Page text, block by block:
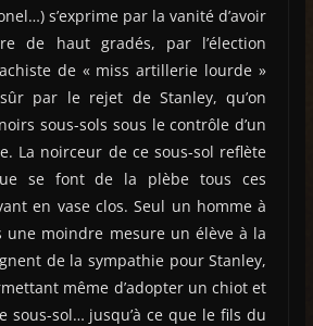
s’exprime par la vanité d’avoir
de haut gradés, par l’élection
de « miss artillerie lourde »
par le rejet de Stanley, qu’on
sous-sols sous le contrôle d’un
La noirceur de ce sous-sol reflète
se font de la plèbe tous ces
en vase clos. Seul un homme à
moindre mesure un élève à la
de la sympathie pour Stanley,
même d’adopter un chiot et
sous-sol… jusqu’à ce que le fils du